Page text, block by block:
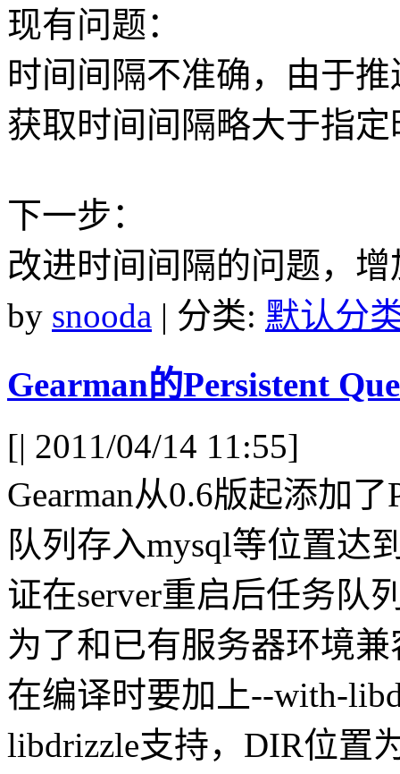
现有问题：
时间间隔不准确，由于
获取时间间隔略大于指定
下一步：
改进时间间隔的问题，
by snooda | 分类: 默认分
Gearman的Persistent
[| 2011/04/14 11:55]
Gearman从0.6版起添加了
队列存入mysql等位置达
证在server重启后任务队
为了和已有服务器环境
在编译时要加上--with-
libdrizzle支持，DIR位置